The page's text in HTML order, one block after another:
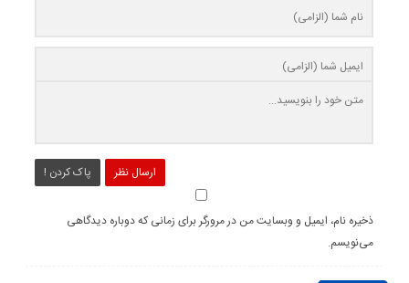
ارسال نظر پاک کردن !
ذخیره نام، ایمیل و وبسایت من در مرورگر برای زمانی که دوباره دیدگاهی
می‌نویسم.